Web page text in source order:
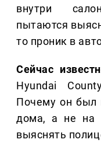
внутри
пытаются
то проник в
Сейчас
Hyundai
Почему он был
дома, а не на
выяснять